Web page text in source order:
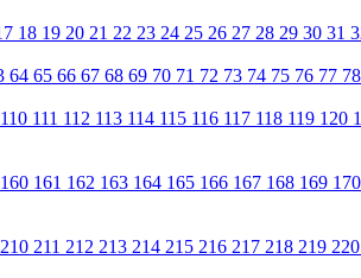
18 19 20 21 22 23 24 25 26 27 28 29 30 31
64 65 66 67 68 69 70 71 72 73 74 75 76 77 78
110 111 112 113 114 115 116 117 118 119 120
160 161 162 163 164 165 166 167 168 169 170
210 211 212 213 214 215 216 217 218 219 220